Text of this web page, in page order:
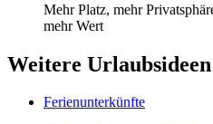
Mehr Platz, mehr
mehr Wert
Weitere Urlaubsideen
Ferienunterkünfte